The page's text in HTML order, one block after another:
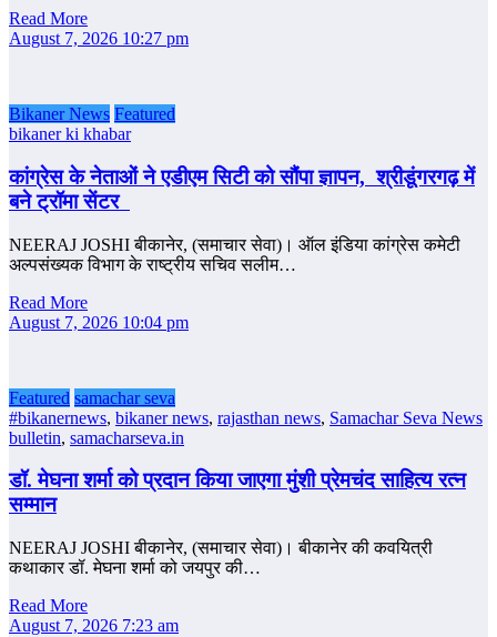
Read More
August 7, 2026 10:27 pm
Bikaner News Featured
bikaner ki khabar
कांग्रेस के नेताओं ने एडीएम सिटी को सौंपा ज्ञापन, श्रीडूंगरगढ़ में
बने ट्रॉमा सेंटर
NEERAJ JOSHI बीकानेर, (समाचार सेवा)। ऑल इंडिया कांग्रेस कमेटी
अल्पसंख्यक विभाग के राष्ट्रीय सचिव सलीम…
Read More
August 7, 2026 10:04 pm
Featured samachar seva
#bikanernews, bikaner news, rajasthan news, Samachar Seva News
bulletin, samacharseva.in
डॉ. मेघना शर्मा को प्रदान किया जाएगा मुंशी प्रेमचंद साहित्य रत्न
सम्‍मान
NEERAJ JOSHI बीकानेर, (समाचार सेवा)। बीकानेर की कवयित्री
कथाकार डॉ. मेघना शर्मा को जयपुर की…
Read More
August 7, 2026 7:23 am